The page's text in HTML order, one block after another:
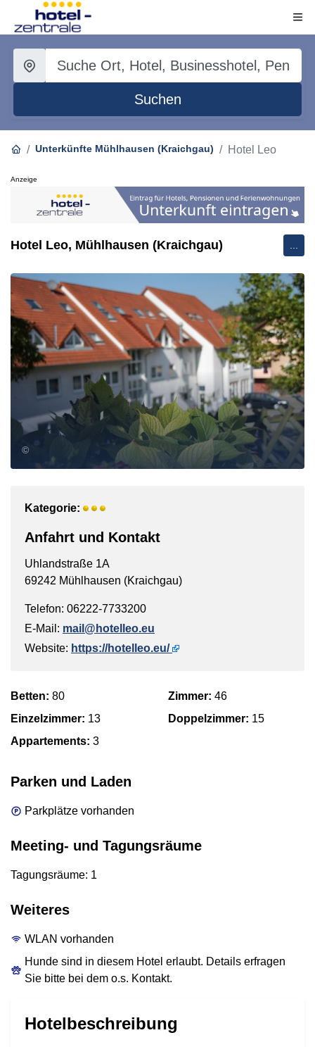
Suchen
Unterkünfte Mühlhausen (Kraichgau) Hotel Leo
Anzeige
Hotel Leo, Mühlhausen (Kraichgau)
©
Kategorie:
Anfahrt und Kontakt
Uhlandstraße 1A
69242 Mühlhausen (Kraichgau)
Telefon: 06222-7733200
E-Mail: mail@hotelleo.eu
Website: https://hotelleo.eu/
Betten: 80 Zimmer: 46
Einzelzimmer: 13 Doppelzimmer: 15
Appartements: 3
Parken und Laden
Parkplätze vorhanden
Meeting- und Tagungsräume
Tagungsräume: 1
Weiteres
WLAN vorhanden
Hunde sind in diesem Hotel erlaubt. Details erfragen
Sie bitte bei dem o.s. Kontakt.
Hotelbeschreibung